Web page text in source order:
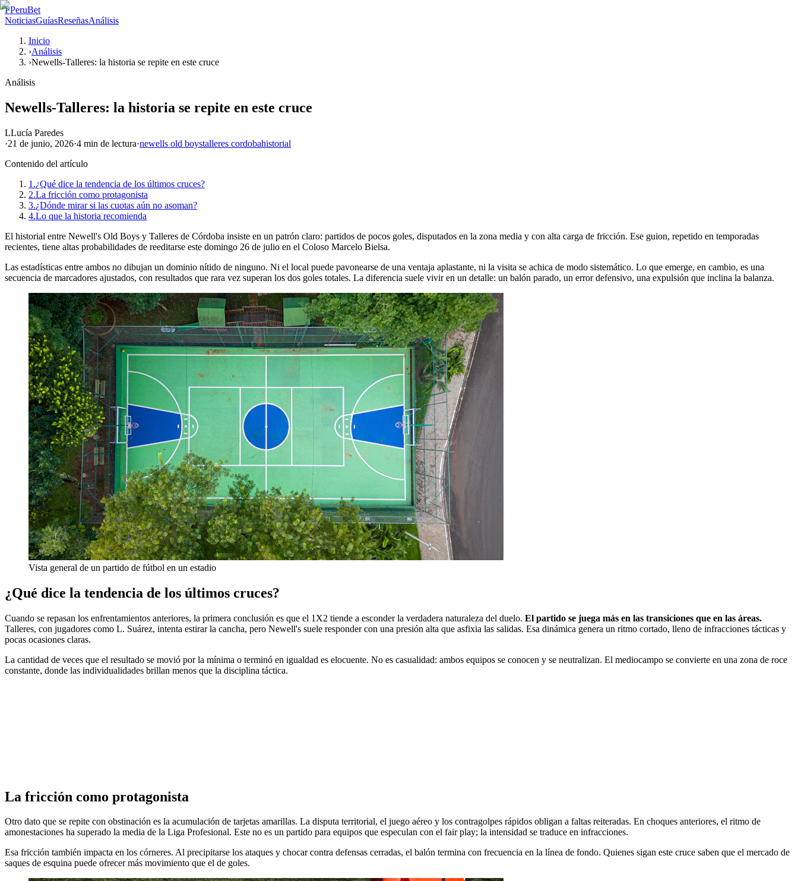
PPeruBet
NoticiasGuíasReseñasAnálisis
Inicio
›Análisis
›Newells-Talleres: la historia se repite en este cruce
Análisis
Newells-Talleres: la historia se repite en este cruce
LLucía Paredes
·21 de junio, 2026·4 min de lectura·newells old boystalleres cordobahistorial
Contenido del artículo
1.¿Qué dice la tendencia de los últimos cruces?
2.La fricción como protagonista
3.¿Dónde mirar si las cuotas aún no asoman?
4.Lo que la historia recomienda
El historial entre Newell's Old Boys y Talleres de Córdoba insiste en un patrón claro: partidos de pocos goles, disputados en la zona media y con alta carga de fricción. Ese guion, repetido en temporadas
recientes, tiene altas probabilidades de reeditarse este domingo 26 de julio en el Coloso Marcelo Bielsa.
Las estadísticas entre ambos no dibujan un dominio nítido de ninguno. Ni el local puede pavonearse de una ventaja aplastante, ni la visita se achica de modo sistemático. Lo que emerge, en cambio, es una
secuencia de marcadores ajustados, con resultados que rara vez superan los dos goles totales. La diferencia suele vivir en un detalle: un balón parado, un error defensivo, una expulsión que inclina la balanza.
Vista general de un partido de fútbol en un estadio
¿Qué dice la tendencia de los últimos cruces?
Cuando se repasan los enfrentamientos anteriores, la primera conclusión es que el 1X2 tiende a esconder la verdadera naturaleza del duelo. El partido se juega más en las transiciones que en las áreas.
Talleres, con jugadores como L. Suárez, intenta estirar la cancha, pero Newell's suele responder con una presión alta que asfixia las salidas. Esa dinámica genera un ritmo cortado, lleno de infracciones tácticas y
pocas ocasiones claras.
La cantidad de veces que el resultado se movió por la mínima o terminó en igualdad es elocuente. No es casualidad: ambos equipos se conocen y se neutralizan. El mediocampo se convierte en una zona de roce
constante, donde las individualidades brillan menos que la disciplina táctica.
La fricción como protagonista
Otro dato que se repite con obstinación es la acumulación de tarjetas amarillas. La disputa territorial, el juego aéreo y los contragolpes rápidos obligan a faltas reiteradas. En choques anteriores, el ritmo de
amonestaciones ha superado la media de la Liga Profesional. Este no es un partido para equipos que especulan con el fair play; la intensidad se traduce en infracciones.
Esa fricción también impacta en los córneres. Al precipitarse los ataques y chocar contra defensas cerradas, el balón termina con frecuencia en la línea de fondo. Quienes sigan este cruce saben que el mercado de
saques de esquina puede ofrecer más movimiento que el de goles.